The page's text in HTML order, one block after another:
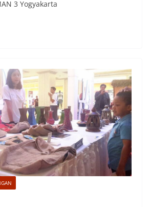
3 Yogyakarta